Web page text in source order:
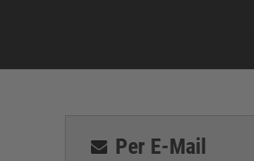
Per E-Mail